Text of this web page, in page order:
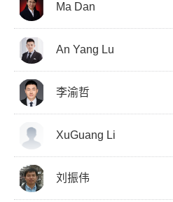
Ma Dan
An Yang Lu
李渝哲
XuGuang Li
刘振伟